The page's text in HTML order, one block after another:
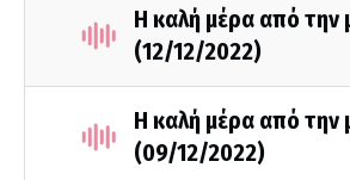
Η καλή μέρα από την
(12/12/2022)
Η καλή μέρα από την
(09/12/2022)